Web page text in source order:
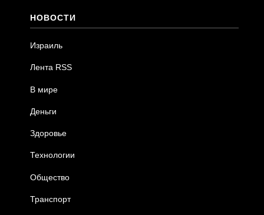
НОВОСТИ
Израиль
Лента RSS
В мире
Деньги
Здоровье
Технологии
Общество
Транспорт